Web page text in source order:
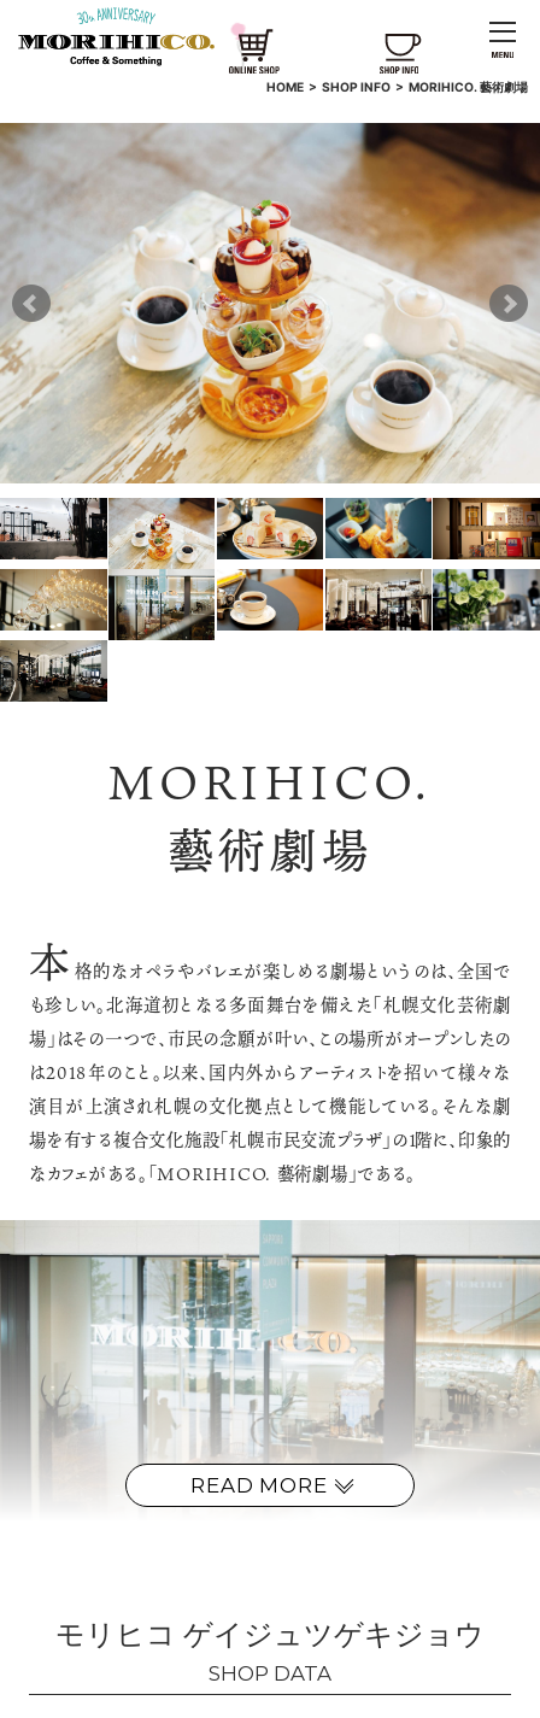
HOME> SHOP INFO> MORIHICO. 藝術劇場
MORIHICO.
藝術劇場
本 格的なオペラやバレエが楽しめる劇場というのは、全国で
も珍しい。北海道初となる多面舞台を備えた「札幌文化芸術劇
場」はその一つで、市民の念願が叶い、この場所がオープンしたの
は2018年のこと。以来、国内外からアーティストを招いて様々な
演目が上演され札幌の文化拠点として機能している。そんな劇
場を有する複合文化施設「札幌市民交流プラザ」の１階に、印象的
なカフェがある。「MORIHICO. 藝術劇場」である。
「札幌市図書・情報館」とカフェが一体となった空間は、相互
READ MORE
モリヒコ ゲイジュツゲキジョウ